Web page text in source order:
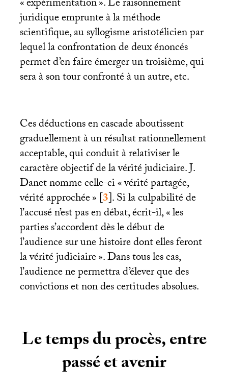
«expérimentation». Le raisonnement
juridique emprunte à la méthode
scientifique, au syllogisme aristotélicien par
lequel la confrontation de deux énoncés
permet d’en faire émerger un troisième, qui
sera à son tour confronté à un autre, etc.
Ces déductions en cascade aboutissent
graduellement à un résultat rationnellement
acceptable, qui conduit à relativiser le
caractère objectif de la vérité judiciaire. J.
Danet nomme celle-ci «vérité partagée,
vérité approchée»[3]. Si la culpabilité de
l’accusé n’est pas en débat, écrit-il, «les
parties s’accordent dès le début de
l’audience sur une histoire dont elles feront
la vérité judiciaire». Dans tous les cas,
l’audience ne permettra d’élever que des
convictions et non des certitudes absolues.
Le temps du procès, entre
passé et avenir